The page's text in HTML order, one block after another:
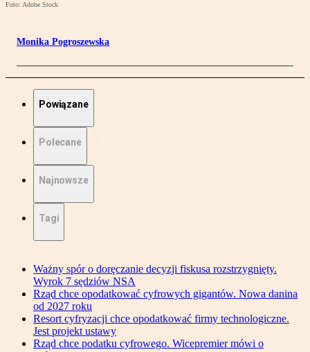
Foto: Adobe Stock
Monika Pogroszewska
Powiązane
Polecane
Najnowsze
Tagi
Ważny spór o doręczanie decyzji fiskusa rozstrzygnięty.
Wyrok 7 sędziów NSA
Rząd chce opodatkować cyfrowych gigantów. Nowa danina
od 2027 roku
Resort cyfryzacji chce opodatkować firmy technologiczne.
Jest projekt ustawy
Rząd chce podatku cyfrowego. Wicepremier mówi o